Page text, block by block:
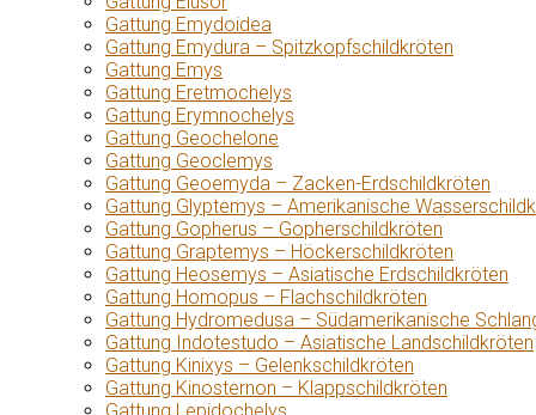
Gattung Emydoidea
Gattung Emydura – Spitzkopfschildkröten
Gattung Emys
Gattung Eretmochelys
Gattung Erymnochelys
Gattung Geochelone
Gattung Geoclemys
Gattung Geoemyda – Zacken-Erdschildkröten
Gattung Glyptemys – Amerikanische
Gattung Gopherus – Gopherschildkröten
Gattung Graptemys – Höckerschildkröten
Gattung Heosemys – Asiatische Erdschildkröten
Gattung Homopus – Flachschildkröten
Gattung Hydromedusa – Südamerikanische
Gattung Indotestudo – Asiatische Landschildkröten
Gattung Kinixys – Gelenkschildkröten
Gattung Kinosternon – Klappschildkröten